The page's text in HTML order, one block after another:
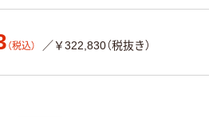
（税込） ／￥322,830（税抜き）